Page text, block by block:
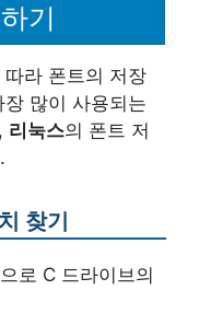
기
라 폰트의 저장
많이 사용되는
, 리눅스의 폰트 저
찾기
로 C 드라이브의